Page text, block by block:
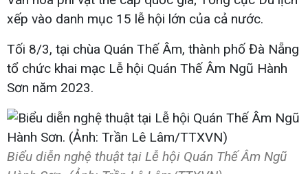
xếp vào danh mục 15 lễ hội lớn của cả nước.
Tối 8/3, tại chùa Quán Thế Âm, thành phố Đà Nẵng
tổ chức khai mạc Lễ hội Quán Thế Âm Ngũ Hành
Sơn năm 2023.
Biểu diễn nghệ thuật tại Lễ hội Quán Thế Âm Ngũ